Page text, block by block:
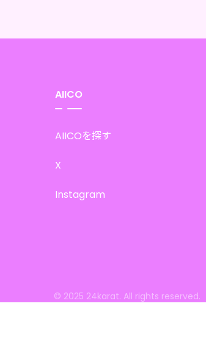
AIICO
AIICOを探す
X
Instagram
© 2025 24karat. All rights reserved.